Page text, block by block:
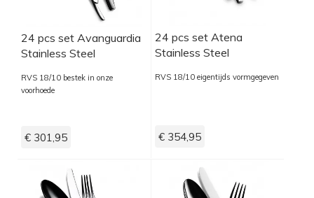
24 pcs set Avanguardia
Stainless Steel
RVS 18/10 bestek in onze
voorhoede
€ 301,95
24 pcs set Atena
Stainless Steel
RVS 18/10 eigentijds vormgegeven
€ 354,95